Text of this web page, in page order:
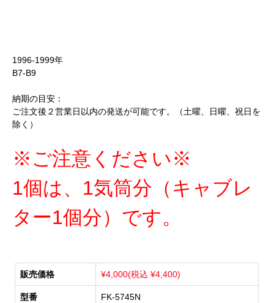
1996-1999年
B7-B9
納期の目安：
ご注文後２営業日以内の発送が可能です。（土曜、日曜、祝日を
除く）
※ご注意ください※
1個は、1気筒分（キャブレ
ター1個分）です。
販売価格 ¥4,000(税込 ¥4,400)
型番 FK-5745N